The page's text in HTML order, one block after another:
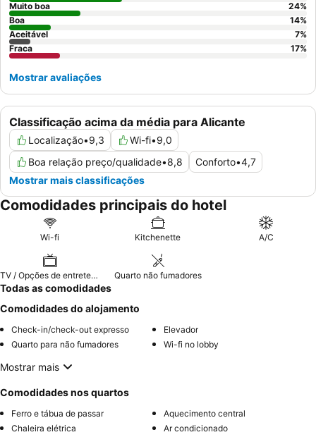
Classificação acima da média para Alicante
Localização•9,3 Wi-fi•9,0
Boa relação preço/qualidade•8,8 Conforto•4,7
Mostrar mais classificações
Muito boa
24%
Boa
14%
Aceitável
7%
Fraca
17%
Mostrar avaliações
Comodidades principais do hotel
Wi-fi Kitchenette A/C
TV / Opções de entretenimento Quarto não fumadores
Todas as comodidades
Comodidades do alojamento
Check-in/check-out expresso
Elevador
Quarto para não fumadores
Wi-fi no lobby
Mostrar mais
Comodidades nos quartos
Ferro e tábua de passar
Aquecimento central
Chaleira elétrica
Ar condicionado